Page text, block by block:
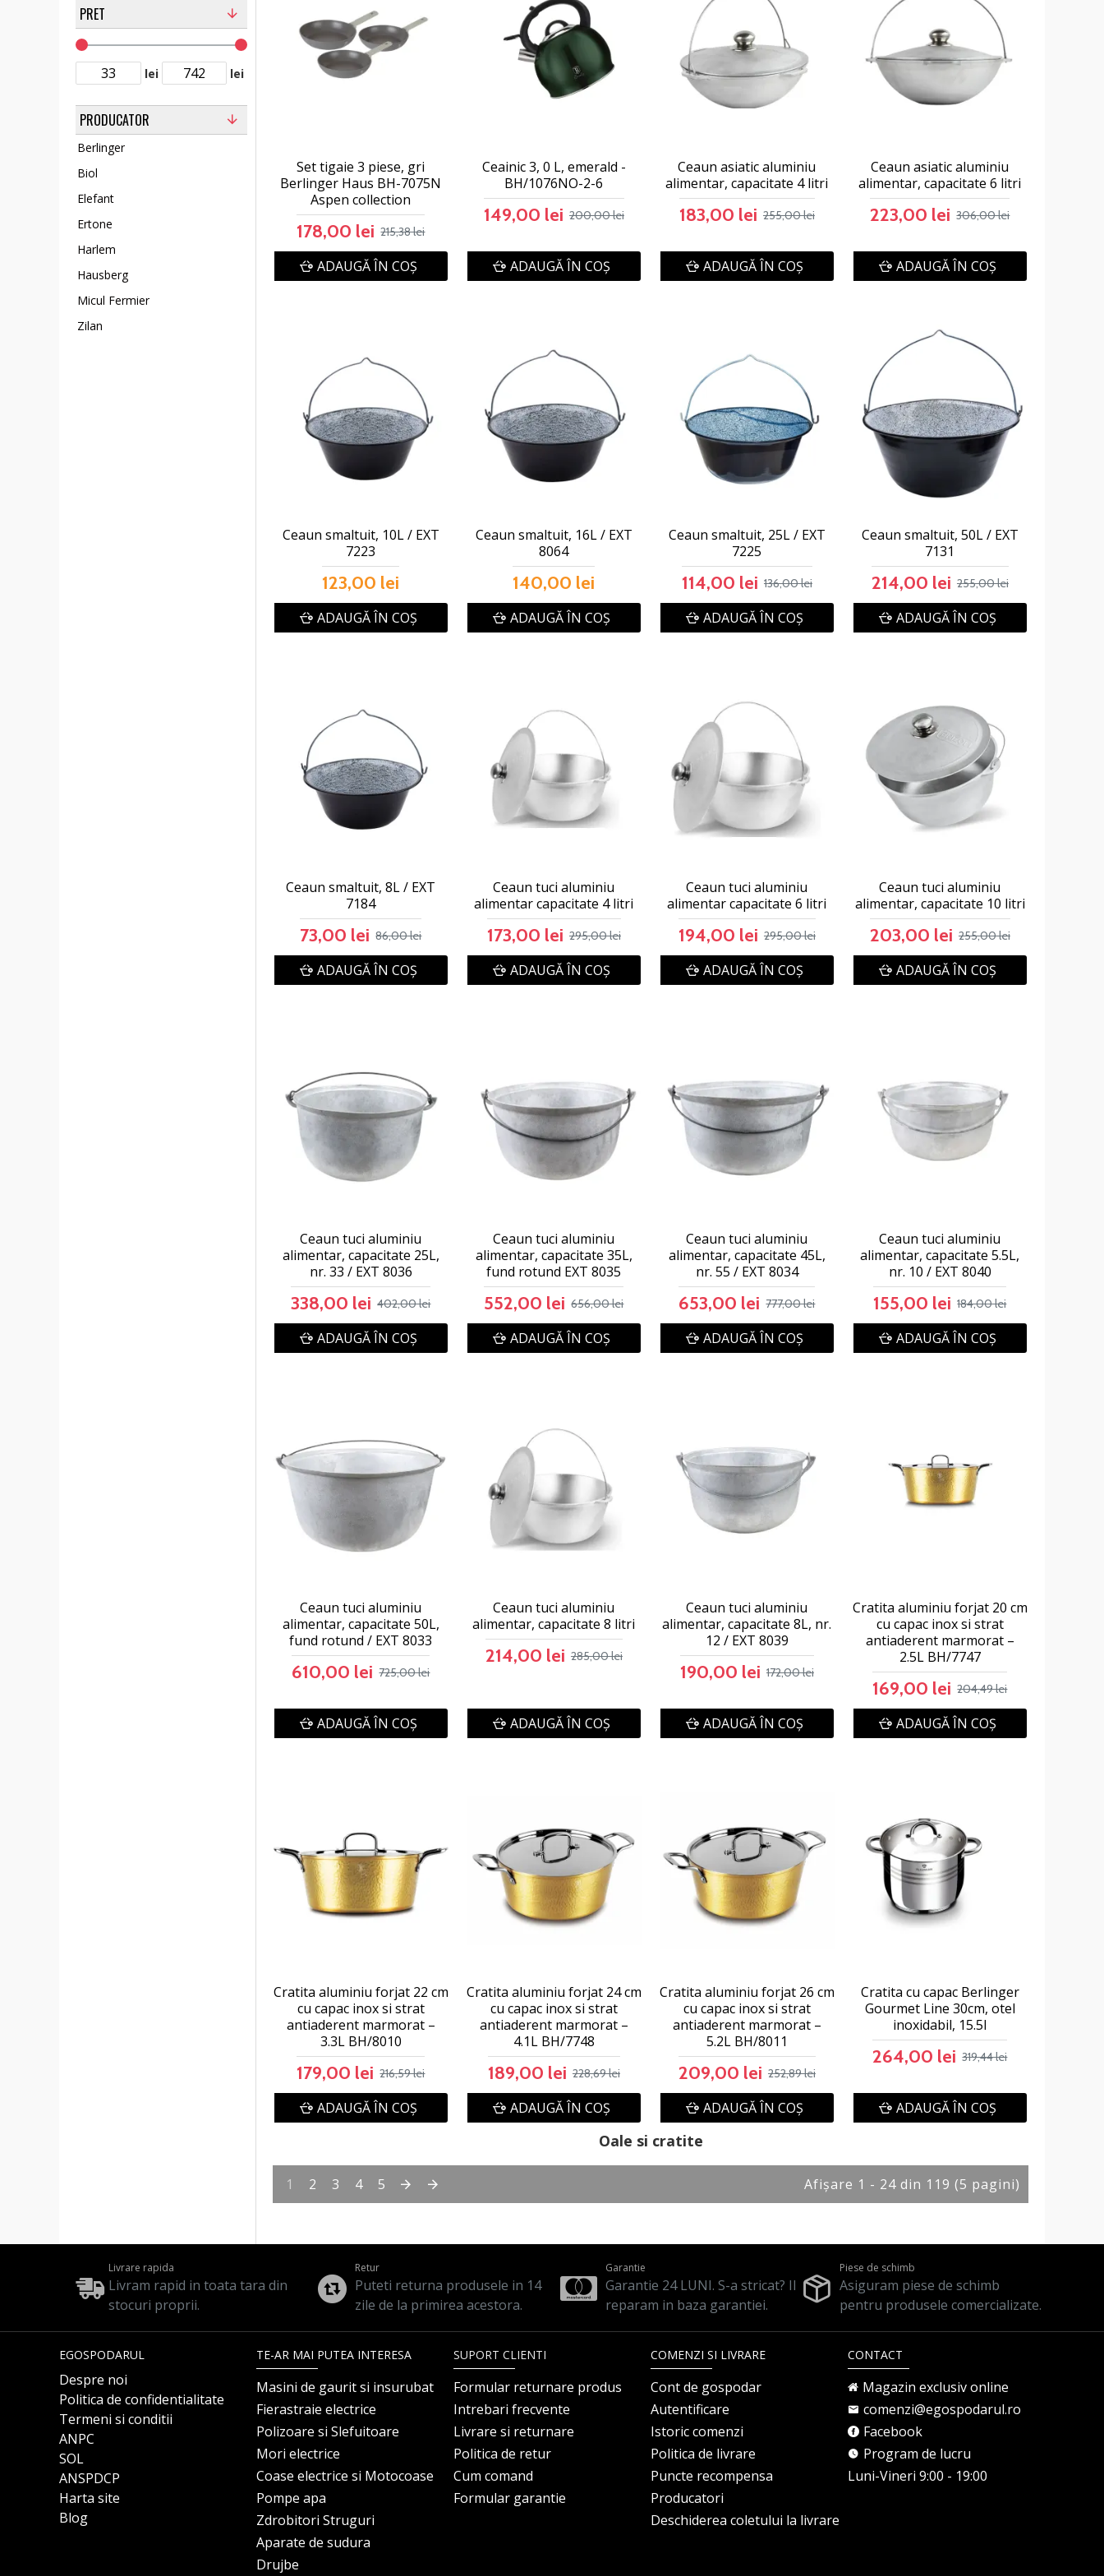
PRET
lei lei
PRODUCATOR
Berlinger
Biol
Elefant
Ertone
Harlem
Hausberg
Micul Fermier
Zilan
Set tigaie 3 piese, gri
Berlinger Haus BH-7075N
Aspen collection
178,00 lei 215,38 lei
ADAUGĂ ÎN COŞ
Ceainic 3, 0 L, emerald -
BH/1076NO-2-6
149,00 lei 200,00 lei
ADAUGĂ ÎN COŞ
Ceaun asiatic aluminiu
alimentar, capacitate 4 litri
183,00 lei 255,00 lei
ADAUGĂ ÎN COŞ
Ceaun asiatic aluminiu
alimentar, capacitate 6 litri
223,00 lei 306,00 lei
ADAUGĂ ÎN COŞ
Ceaun smaltuit, 10L / EXT
7223
123,00 lei
ADAUGĂ ÎN COŞ
Ceaun smaltuit, 16L / EXT
8064
140,00 lei
ADAUGĂ ÎN COŞ
Ceaun smaltuit, 25L / EXT
7225
114,00 lei 136,00 lei
ADAUGĂ ÎN COŞ
Ceaun smaltuit, 50L / EXT
7131
214,00 lei 255,00 lei
ADAUGĂ ÎN COŞ
Ceaun smaltuit, 8L / EXT
7184
73,00 lei 86,00 lei
ADAUGĂ ÎN COŞ
Ceaun tuci aluminiu
alimentar capacitate 4 litri
173,00 lei 295,00 lei
ADAUGĂ ÎN COŞ
Ceaun tuci aluminiu
alimentar capacitate 6 litri
194,00 lei 295,00 lei
ADAUGĂ ÎN COŞ
Ceaun tuci aluminiu
alimentar, capacitate 10 litri
203,00 lei 255,00 lei
ADAUGĂ ÎN COŞ
Ceaun tuci aluminiu
alimentar, capacitate 25L,
nr. 33 / EXT 8036
338,00 lei 402,00 lei
ADAUGĂ ÎN COŞ
Ceaun tuci aluminiu
alimentar, capacitate 35L,
fund rotund EXT 8035
552,00 lei 656,00 lei
ADAUGĂ ÎN COŞ
Ceaun tuci aluminiu
alimentar, capacitate 45L,
nr. 55 / EXT 8034
653,00 lei 777,00 lei
ADAUGĂ ÎN COŞ
Ceaun tuci aluminiu
alimentar, capacitate 5.5L,
nr. 10 / EXT 8040
155,00 lei 184,00 lei
ADAUGĂ ÎN COŞ
Ceaun tuci aluminiu
alimentar, capacitate 50L,
fund rotund / EXT 8033
610,00 lei 725,00 lei
ADAUGĂ ÎN COŞ
Ceaun tuci aluminiu
alimentar, capacitate 8 litri
214,00 lei 285,00 lei
ADAUGĂ ÎN COŞ
Ceaun tuci aluminiu
alimentar, capacitate 8L, nr.
12 / EXT 8039
190,00 lei 172,00 lei
ADAUGĂ ÎN COŞ
Cratita aluminiu forjat 20 cm
cu capac inox si strat
antiaderent marmorat –
2.5L BH/7747
169,00 lei 204,49 lei
ADAUGĂ ÎN COŞ
Cratita aluminiu forjat 22 cm
cu capac inox si strat
antiaderent marmorat –
3.3L BH/8010
179,00 lei 216,59 lei
ADAUGĂ ÎN COŞ
Cratita aluminiu forjat 24 cm
cu capac inox si strat
antiaderent marmorat –
4.1L BH/7748
189,00 lei 228,69 lei
ADAUGĂ ÎN COŞ
Cratita aluminiu forjat 26 cm
cu capac inox si strat
antiaderent marmorat –
5.2L BH/8011
209,00 lei 252,89 lei
ADAUGĂ ÎN COŞ
Cratita cu capac Berlinger
Gourmet Line 30cm, otel
inoxidabil, 15.5l
264,00 lei 319,44 lei
ADAUGĂ ÎN COŞ
Oale si cratite
1 2 3 4 5 Afişare 1 - 24 din 119 (5 pagini)
Livrare rapida
Livram rapid in toata tara din
stocuri proprii.
Retur
Puteti returna produsele in 14
zile de la primirea acestora.
Garantie
Garantie 24 LUNI. S-a stricat? Il
reparam in baza garantiei.
Piese de schimb
Asiguram piese de schimb
pentru produsele comercializate.
EGOSPODARUL
Despre noi
Politica de confidentialitate
Termeni si conditii
ANPC
SOL
ANSPDCP
Harta site
Blog
TE-AR MAI PUTEA INTERESA
Masini de gaurit si insurubat
Fierastraie electrice
Polizoare si Slefuitoare
Mori electrice
Coase electrice si Motocoase
Pompe apa
Zdrobitori Struguri
Aparate de sudura
Drujbe
SUPORT CLIENTI
Formular returnare produs
Intrebari frecvente
Livrare si returnare
Politica de retur
Cum comand
Formular garantie
COMENZI SI LIVRARE
Cont de gospodar
Autentificare
Istoric comenzi
Politica de livrare
Puncte recompensa
Producatori
Deschiderea coletului la livrare
CONTACT
Magazin exclusiv online
comenzi@egospodarul.ro
Facebook
Program de lucru
Luni-Vineri 9:00 - 19:00